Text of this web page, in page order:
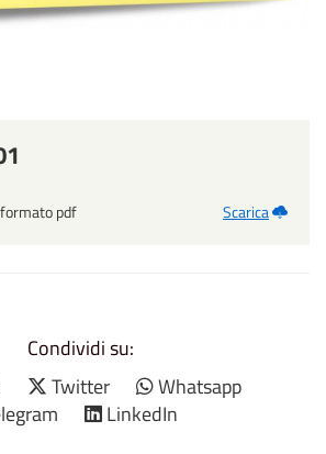
pdf Scarica
Condividi su:
Twitter
Whatsapp
LinkedIn